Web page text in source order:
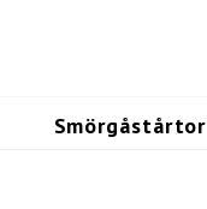
Smörgåstårtor